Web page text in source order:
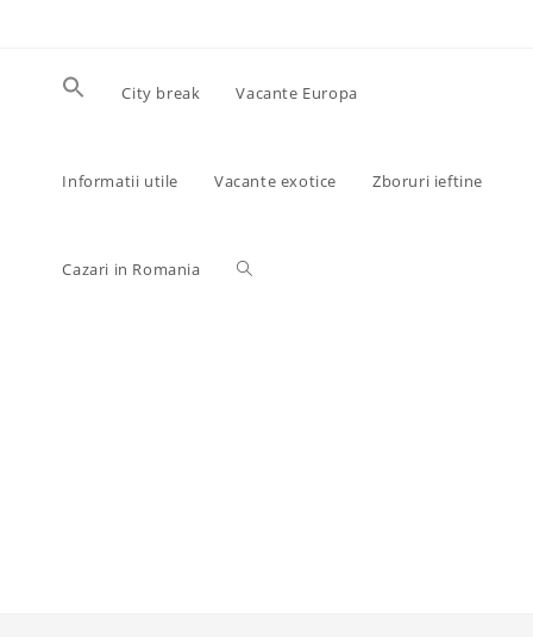
City break Vacante Europa
Informatii utile Vacante exotice Zboruri ieftine
Cazari in Romania